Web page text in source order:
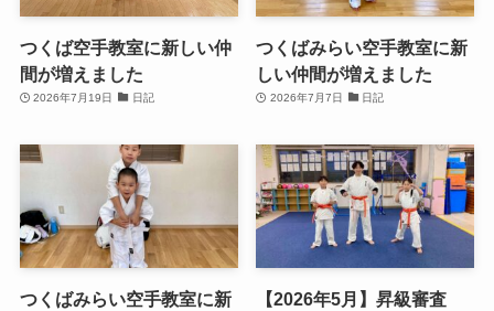
つくば空手教室に新しい仲
間が増えました
2026年7月19日 日記
つくばみらい空手教室に新
しい仲間が増えました
2026年7月7日 日記
つくばみらい空手教室に新
【2026年5月】昇級審査